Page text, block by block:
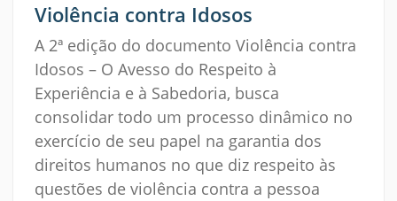
Violência contra Idosos
A 2ª edição do documento Violência contra
Idosos – O Avesso do Respeito à
Experiência e à Sabedoria, busca
consolidar todo um processo dinâmico no
exercício de seu papel na garantia dos
direitos humanos no que diz respeito às
questões de violência contra a pessoa